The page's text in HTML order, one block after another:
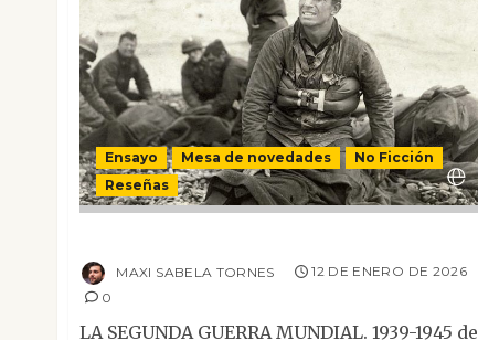
Ensayo Mesa de novedades
No Ficción
Reseñas
MAXI SABELA TORNES
12 DE ENERO DE 2026
0
LA SEGUNDA GUERRA MUNDIAL. 1939-1945 de